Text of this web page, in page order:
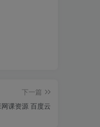
下一篇
课资源 百度云